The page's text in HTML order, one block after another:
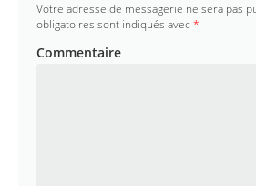
Votre adresse de messagerie ne sera pas
obligatoires sont indiqués avec*
Commentaire